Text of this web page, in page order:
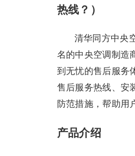
热线？）
清华同方中央
名的中央空调制造
到无忧的售后服务
售后服务热线、安
防范措施，帮助用
产品介绍